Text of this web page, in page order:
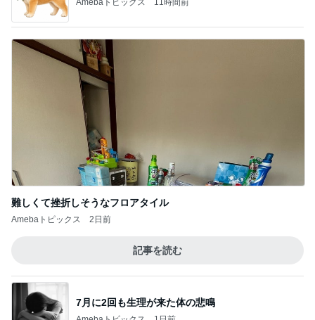
本物の桃を食べてる気分のグミ
Amebaトピックス
豪華で楽しかったホテルの晩ごはん
Amebaトピックス
夫のおかげで毎日大量収穫の野菜
Amebaトピックス 11時間前